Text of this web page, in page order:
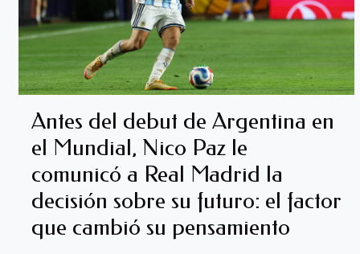
Antes del debut de Argentina en
el Mundial, Nico Paz le
comunicó a Real Madrid la
decisión sobre su futuro: el factor
que cambió su pensamiento